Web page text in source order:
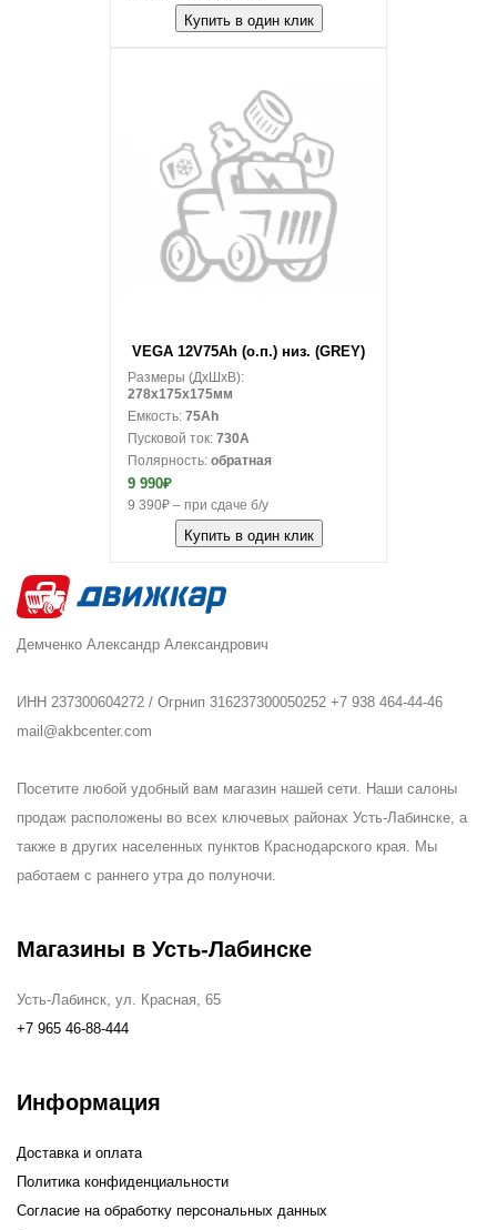
Купить в один клик
VEGA 12V75Ah (о.п.) низ. (GREY)
Размеры (ДxШxВ):
278x175x175мм
Емкость: 75Ah
Пусковой ток: 730A
Полярность: обратная
9 990₽
9 390₽ – при сдаче б/у
Купить в один клик
Демченко Александр Александрович
ИНН 237300604272 / Огрнип 316237300050252 +7 938 464-44-46
mail@akbcenter.com
Посетите любой удобный вам магазин нашей сети. Наши салоны
продаж расположены во всех ключевых районах Усть-Лабинске, а
также в других населенных пунктов Краснодарского края. Мы
работаем с раннего утра до полуночи.
Магазины в Усть-Лабинске
Усть-Лабинск, ул. Красная, 65
+7 965 46-88-444
Информация
Доставка и оплата
Политика конфиденциальности
Согласие на обработку персональных данных